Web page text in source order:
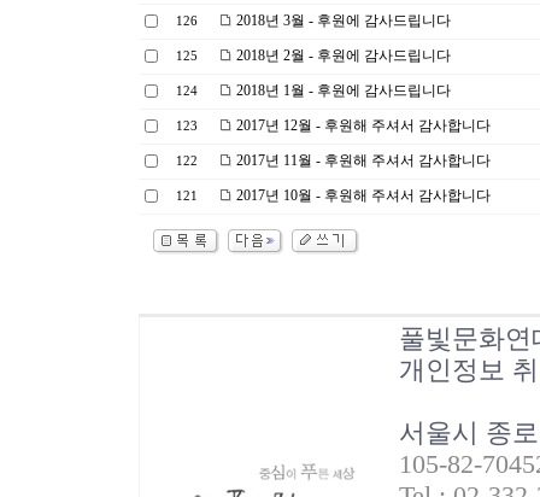
126 2018년 3월 - 후원에 감사드립니다
125 2018년 2월 - 후원에 감사드립니다
124 2018년 1월 - 후원에 감사드립니다
123 2017년 12월 - 후원해 주셔서 감사합니다
122 2017년 11월 - 후원해 주셔서 감사합니다
121 2017년 10월 - 후원해 주셔서 감사합니다
풀빛문화연
개인정보
서울시 종
105-82-